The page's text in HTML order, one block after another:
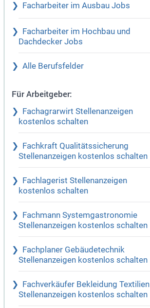
Facharbeiter im Ausbau Jobs
Facharbeiter im Hochbau und
Dachdecker Jobs
Alle Berufsfelder
Für Arbeitgeber:
Fachagrarwirt Stellenanzeigen
kostenlos schalten
Fachkraft Qualitätssicherung
Stellenanzeigen kostenlos schalten
Fachlagerist Stellenanzeigen
kostenlos schalten
Fachmann Systemgastronomie
Stellenanzeigen kostenlos schalten
Fachplaner Gebäudetechnik
Stellenanzeigen kostenlos schalten
Fachverkäufer Bekleidung Textilien
Stellenanzeigen kostenlos schalten